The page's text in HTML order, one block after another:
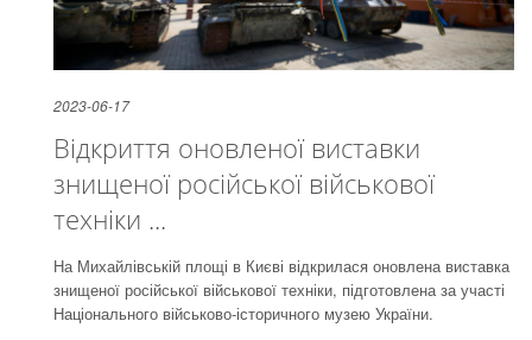
2023-06-17
Відкриття оновленої виставки
знищеної російської військової
техніки ...
На Михайлівській площі в Києві відкрилася оновлена виставка
знищеної російської військової техніки, підготовлена за участі
Національного військово-історичного музею України.